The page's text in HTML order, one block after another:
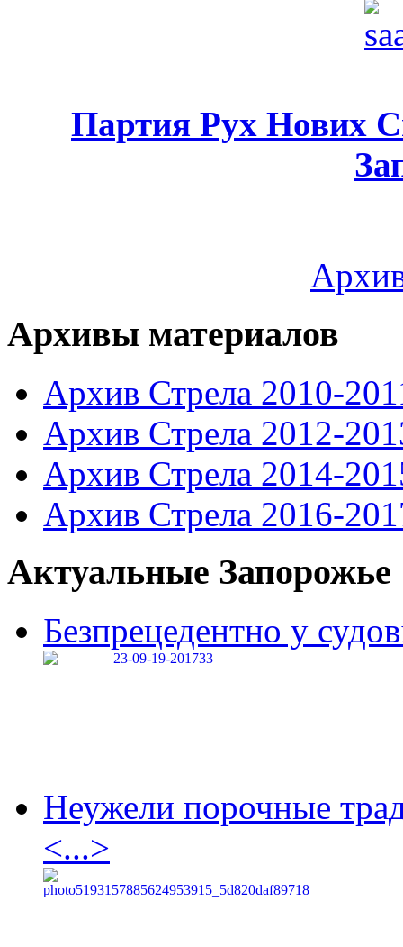
Партия Рух Нових
Архивы материалов
Архив Стрела 2010-
Архив Стрела 2012-
Архив Стрела 2014-
Архив Стрела 2016-
Актуальные Запорожье
Безпрецедентно у
Неужели порочные
<...>